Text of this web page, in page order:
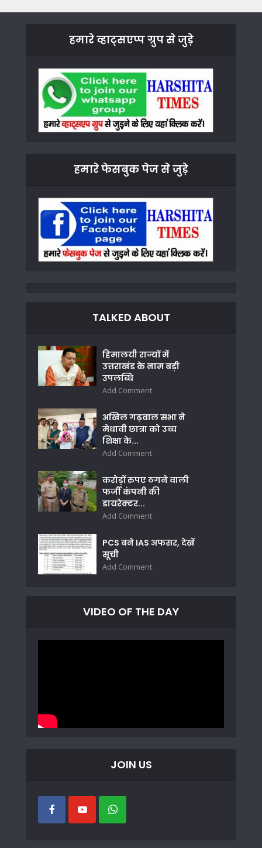
हमारे व्हाट्सएप्प ग्रुप से जुड़े
हमारे फेसबुक पेज से जुड़े
TALKED ABOUT
हिमालयी राज्यों में
उत्तराखंड के नाम बड़ी
उपलब्धि
Add Comment
अखिल गढ़वाल सभा ने
मेधावी छात्रा को उच्च
शिक्षा के...
Add Comment
करोड़ों रुपए ठगने वाली
फर्जी कंपनी की
डायरेक्टर...
Add Comment
PCS बने IAS अफसर, देखें
सूची
Add Comment
VIDEO OF THE DAY
JOIN US